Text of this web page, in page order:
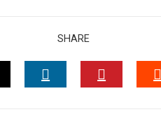
SHARE